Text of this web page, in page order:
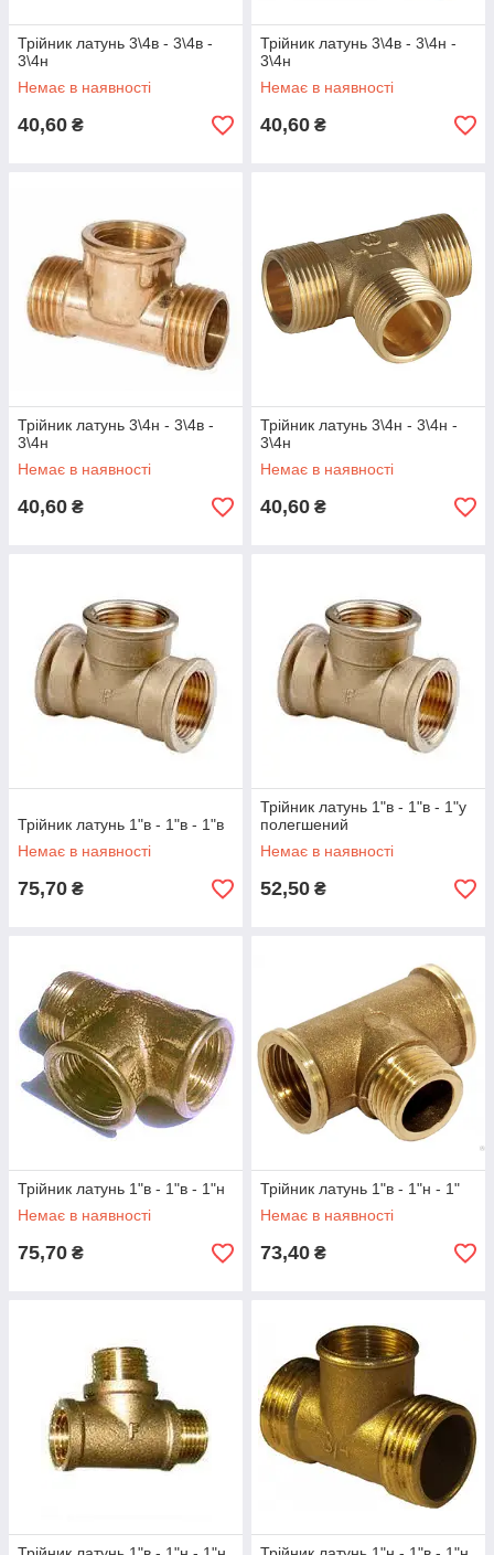
Трійник латунь 3\4в - 3\4в -
3\4н
Немає в наявності
40,60 ₴
Трійник латунь 3\4в - 3\4н -
3\4н
Немає в наявності
40,60 ₴
Трійник латунь 3\4н - 3\4в -
3\4н
Немає в наявності
40,60 ₴
Трійник латунь 3\4н - 3\4н -
3\4н
Немає в наявності
40,60 ₴
Трійник латунь 1"в - 1"в - 1"в
Немає в наявності
75,70 ₴
Трійник латунь 1"в - 1"в - 1"у
полегшений
Немає в наявності
52,50 ₴
Трійник латунь 1"в - 1"в - 1"н
Немає в наявності
75,70 ₴
Трійник латунь 1"в - 1"н - 1"
Немає в наявності
73,40 ₴